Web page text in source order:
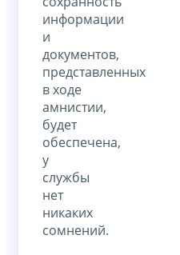
информации
и
документов,
представленных
в ходе
амнистии,
будет
обеспечена,
у
службы
нет
никаких
сомнений.